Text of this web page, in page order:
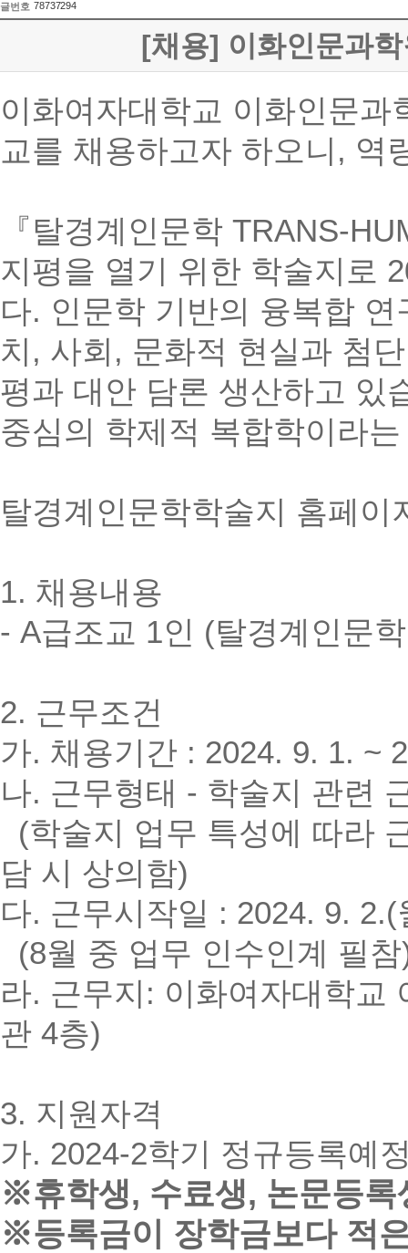
글번호 78737294
[채용] 이화인문과
이화여자대학교 이화인문
교를 채용하고자 하오니 , 역
『 탈경계인문학 TRANS-
지평을 열기 위한 학술지로
다. 인문학 기반의 융복합
치 , 사회 , 문화적 현실과 첨
평과 대안 담론 생산하고 있
중심의 학제적 복합학이라
탈경계인문학학술지 홈페이
1. 채용내용
- A급조교 1인 (탈경계인문
2. 근무조건
가. 채용기간 : 2024. 9. 1. ~
나. 근무형태 - 학술지 관련
(학술지 업무 특성에 따라
담 시 상의함)
다. 근무시작일 : 2024. 9. 2.(
(8월 중 업무 인수인계 필참
라. 근무지 : 이화여자대학교
관 4층)
3. 지원자격
가. 2024-2학기 정규등록예
※휴학생, 수료생, 논문등록
※등록금이 장학금보다 적